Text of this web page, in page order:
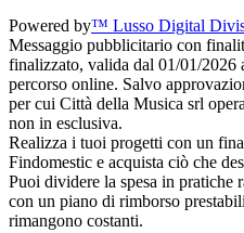
Powered by™ Lusso Digital
Messaggio pubblicitario con
finalizzato, valida dal 01/01/
percorso online. Salvo
per cui Città della Musica srl
non in esclusiva.
Realizza i tuoi progetti con un
Findomestic e acquista ciò che
Puoi dividere la spesa in pratiche
con un piano di rimborso
rimangono costanti.